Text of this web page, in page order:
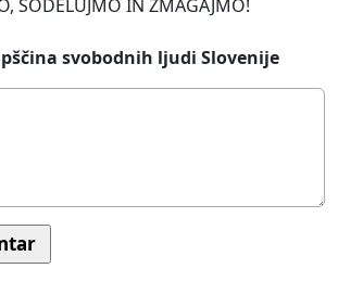
SODELUJMO IN ZMAGAJMO!
svobodnih ljudi Slovenije